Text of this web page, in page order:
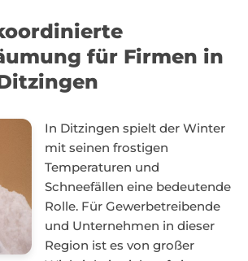
für Firmen in
In Ditzingen spielt der Winter
mit seinen frostigen
Temperaturen und
Schneefällen eine bedeutende
Rolle. Für Gewerbetreibende
und Unternehmen in dieser
Region ist es von großer